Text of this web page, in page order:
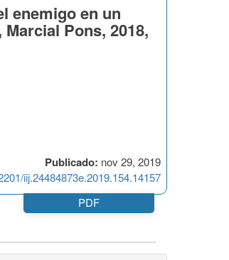
Publicado: nov 29, 2019
iij.24484873e.2019.154.14157
enemigo en un
Pons, 2018,
PDF